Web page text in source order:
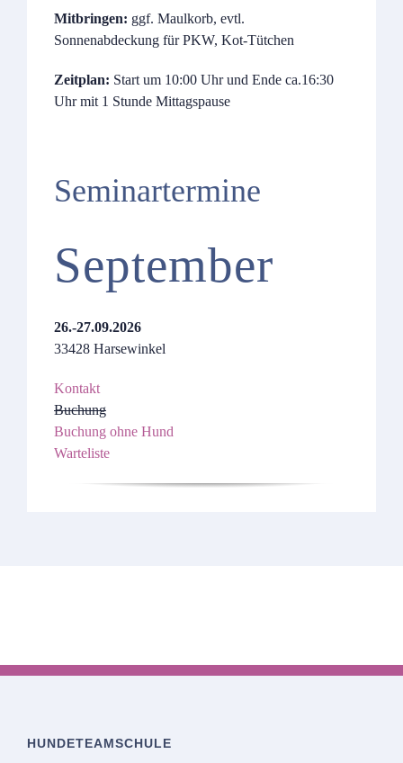
Mitbringen: ggf. Maulkorb, evtl.
Sonnenabdeckung für PKW, Kot-Tütchen
Zeitplan: Start um 10:00 Uhr und Ende ca.16:30
Uhr mit 1 Stunde Mittagspause
Seminartermine
September
26.-27.09.2026
33428 Harsewinkel
Kontakt
Buchung
Buchung ohne Hund
Warteliste
HUNDETEAMSCHULE